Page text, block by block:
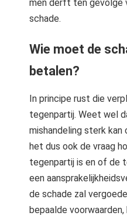
men derft ten gevolge
schade.
Wie moet de
betalen?
In principe rust die
tegenpartij. Weet wel
mishandeling sterk kan
het dus ook de vraag
tegenpartij is en of de
een
de schade zal
bepaalde